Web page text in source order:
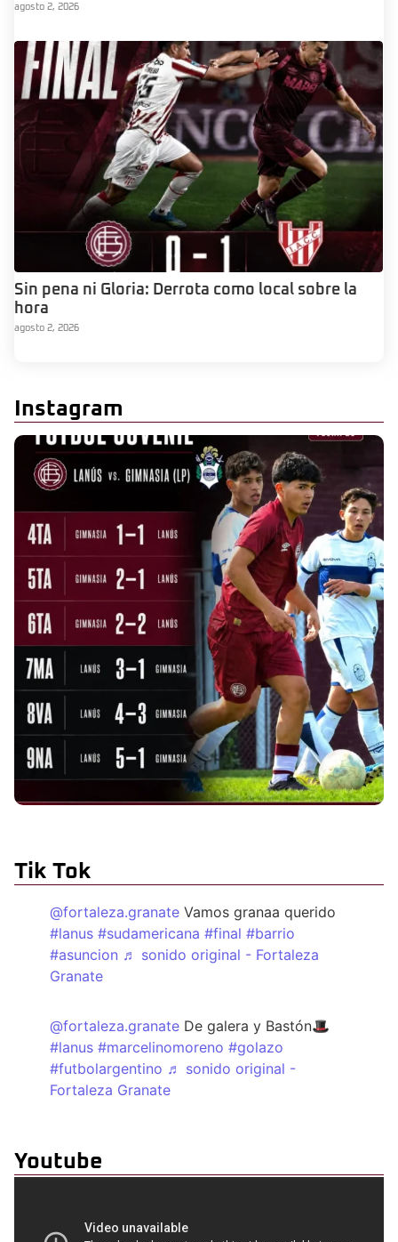
agosto 2, 2026
Sin pena ni Gloria: Derrota como local sobre la
hora
agosto 2, 2026
Instagram
Tik Tok
@fortaleza.granate Vamos granaa querido
#lanus #sudamericana #final #barrio
#asuncion ♬ sonido original - Fortaleza
Granate
@fortaleza.granate De galera y Bastón🎩
#lanus #marcelinomoreno #golazo
#futbolargentino ♬ sonido original -
Fortaleza Granate
Youtube